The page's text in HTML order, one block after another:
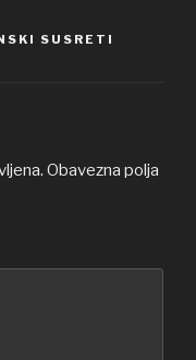
SUSRETI
Obavezna polja